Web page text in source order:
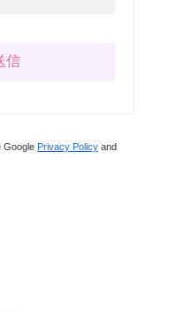
Google Privacy Policy and